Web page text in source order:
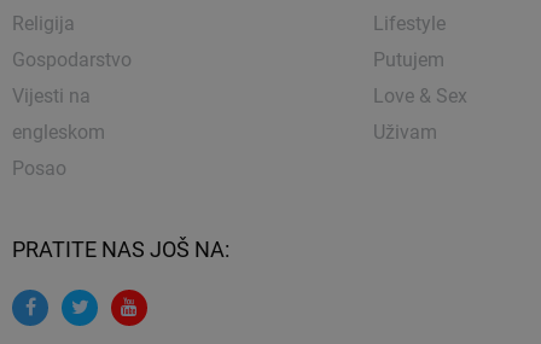
Religija
Gospodarstvo
Vijesti na
engleskom
Posao
Lifestyle
Putujem
Love & Sex
Uživam
PRATITE NAS JOŠ NA: